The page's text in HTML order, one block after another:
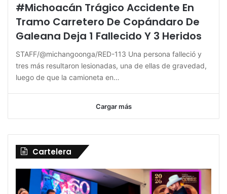
#Michoacán Trágico Accidente En
Tramo Carretero De Copándaro De
Galeana Deja 1 Fallecido Y 3 Heridos
STAFF/@michangoonga/RED-113 Una persona falleció y
tres más resultaron lesionadas, una de ellas de gravedad,
luego de que la camioneta en…
Cargar más
Cartelera